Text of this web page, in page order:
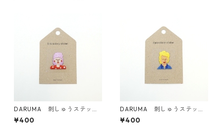
DARUMA 刺しゅうステッカ
ー <27 Mrs.K>
¥400
DARUMA 刺しゅうステッカ
ー <26 Bro.M>
¥400